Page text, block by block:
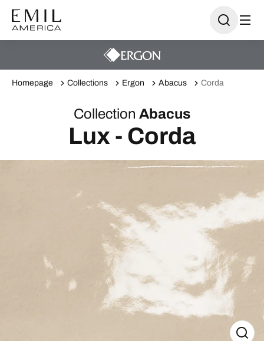
Homepage Collections Ergon Abacus Corda
Collection Abacus
Lux - Corda